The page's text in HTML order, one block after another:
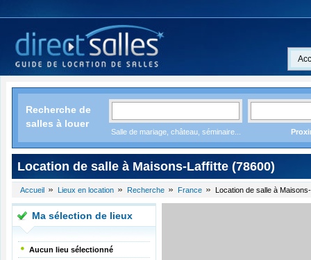
Recherche de
salles à louer
Salle de mariage, château, séminaire...
Location de salle à Maisons-Laffitte (78600)
Accueil Lieux en location Recherche France Location de salle à
Ma sélection de lieux
Aucun lieu sélectionné